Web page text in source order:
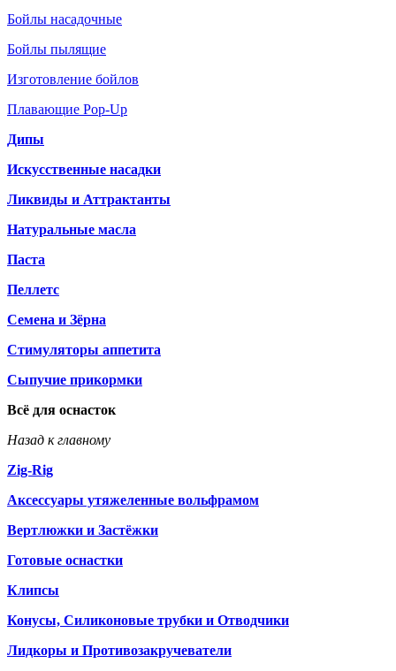
Бойлы насадочные
Бойлы пылящие
Изготовление бойлов
Плавающие Pop-Up
Дипы
Искусственные насадки
Ликвиды и Аттрактанты
Натуральные масла
Паста
Пеллетс
Семена и Зёрна
Стимуляторы аппетита
Сыпучие прикормки
Всё для оснасток
Назад к главному
Zig-Rig
Аксессуары утяжеленные вольфрамом
Вертлюжки и Застёжки
Готовые оснастки
Клипсы
Конусы, Силиконовые трубки и Отводчики
Лидкоры и Противозакручеватели